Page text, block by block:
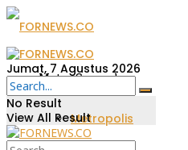
Metro Sumsel
Metropolis
Jumat, 7 Agustus 2026
No Result
View All Result